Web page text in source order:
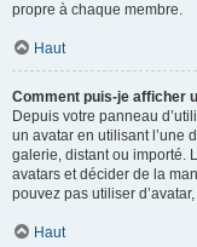
propre à chaque membre.
Haut
Comment puis-je afficher
Depuis votre panneau
un avatar en utilisant l’une
galerie, distant ou importé.
avatars et décider de la
pouvez pas utiliser
Haut